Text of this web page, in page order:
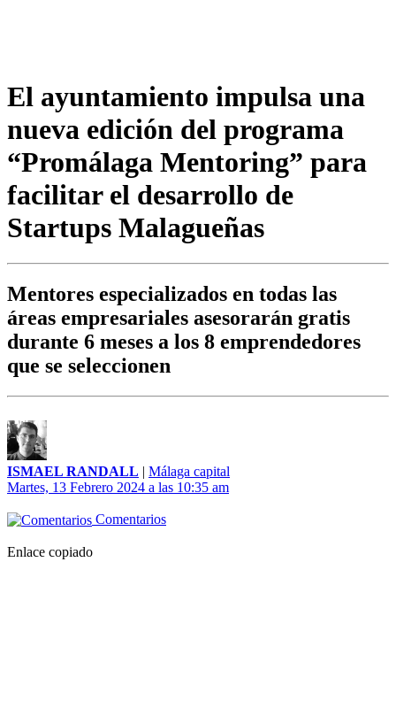
El ayuntamiento impulsa una
nueva edición del programa
“Promálaga Mentoring” para
facilitar el desarrollo de
Startups Malagueñas
Mentores especializados en todas las
áreas empresariales asesorarán gratis
durante 6 meses a los 8 emprendedores
que se seleccionen
ISMAEL RANDALL | Málaga capital
Martes, 13 Febrero 2024 a las 10:35 am
Comentarios
Enlace copiado